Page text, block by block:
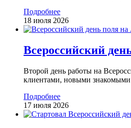
Подробнее
18 июля 2026
Всероссийский
Второй день работы на
клиентами, новыми знакомыми
Подробнее
17 июля 2026